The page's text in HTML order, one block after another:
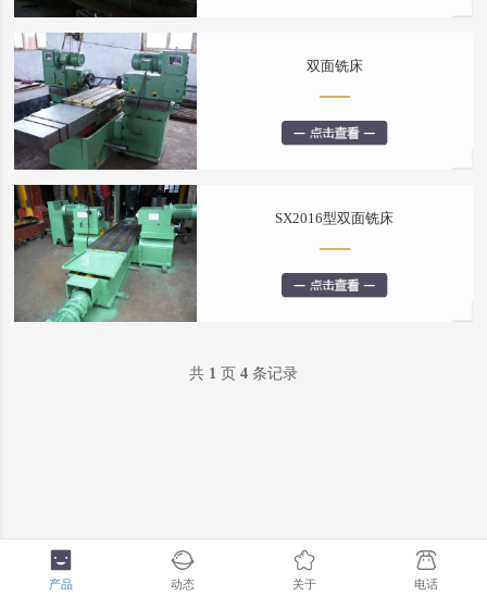
双面铣床
SX2016型双面铣床
共 1页 4条记录
产品 动态 关于 电话